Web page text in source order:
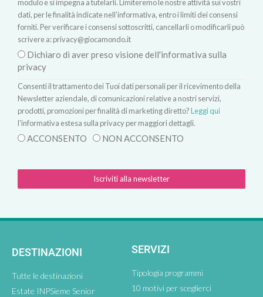
modulo e si impegna a tutelarli. Limiteremo le nostre attività sui vostri
dati, per le finalità indicate nell’informativa, entro i limiti dei consensi
forniti. Per verificare i consensi sottoscritti, cancellarli o modificarli può
scrivere a:privacy@giocamondo.it
Dichiaro di aver preso visione dell'informativa sulla
privacy
Consenti il trattamento dei Tuoi dati personali per il ricevimento della
Newsletter aziendale, di comunicazioni relative a nostri servizi,
prodotti, promozioni per finalità di marketing diretto?Leggi qui
l'informativa estesa sulla privacy per maggiori dettagli.
ACCONSENTO NON ACCONSENTO
Iscriviti alla newsletter
DESTINAZIONI
Tutte le destinazioni
Estate INPSieme Senior
SERVIZI
Tipologia programmi
10 motivi per sceglierci